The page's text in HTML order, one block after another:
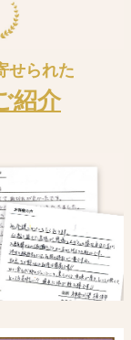
せられた
紹介